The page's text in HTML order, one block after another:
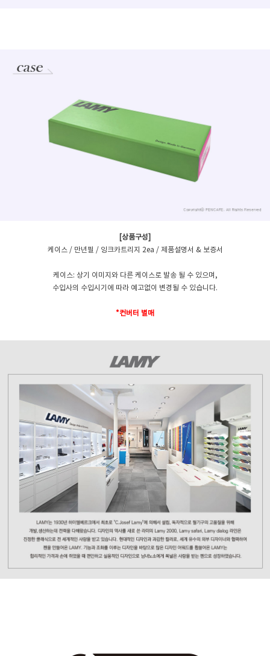
[상품구성]
케이스 / 만년필 / 잉크카트리지 2ea / 제품설명서 & 보증서
케이스: 상기 이미지와 다른 케이스로 발송 될 수 있으며,
수입사의 수입시기에 따라 예고없이 변경될 수 있습니다.
*컨버터 별매